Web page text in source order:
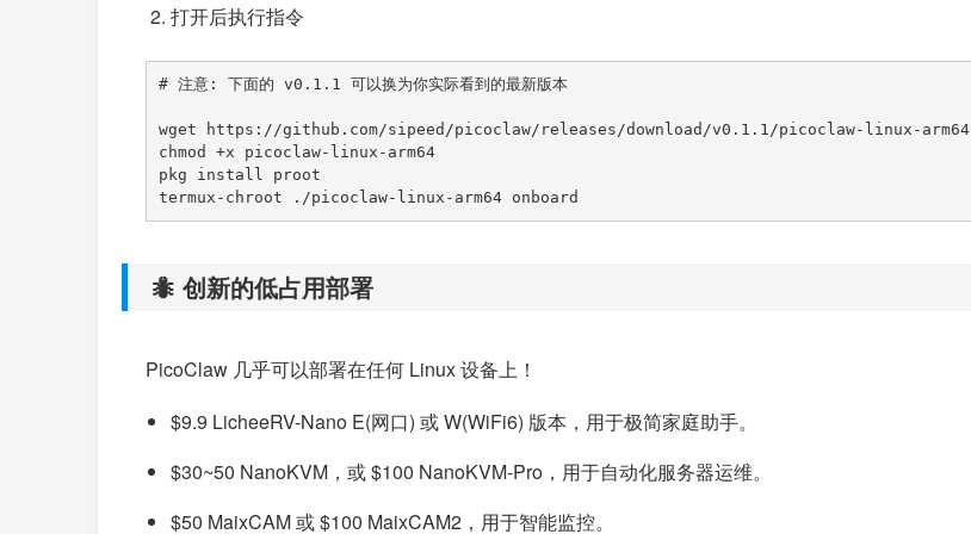
打开后执行指令
# 注意: 下面的 v0.1.1 可以换为你实际看到的最新版本
wget https://github.com/sipeed/picoclaw/releases/download/v0.1.1/picoclaw-linux-arm64
chmod +x picoclaw-linux-arm64
pkg install proot
termux-chroot ./picoclaw-linux-arm64 onboard
🐜 创新的低占用部署
PicoClaw 几乎可以部署在任何 Linux 设备上！
$9.9 LicheeRV-Nano E(网口) 或 W(WiFi6) 版本，用于极简家庭助手。
$30~50 NanoKVM，或 $100 NanoKVM-Pro，用于自动化服务器运维。
$50 MaixCAM 或 $100 MaixCAM2，用于智能监控。